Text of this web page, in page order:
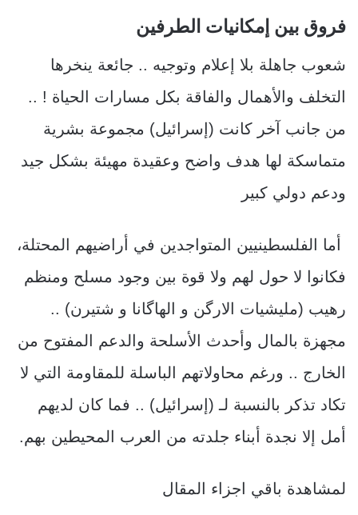
فروق بين إمكانيات الطرفين
شعوب جاهلة بلا إعلام وتوجيه .. جائعة ينخرها
التخلف والأهمال والفاقة بكل مسارات الحياة ! ..
من جانب آخر كانت (إسرائيل) مجموعة بشرية
متماسكة لها هدف واضح وعقيدة مهيئة بشكل جيد
ودعم دولي كبير
أما الفلسطينيين المتواجدين في أراضيهم المحتلة،
فكانوا لا حول لهم ولا قوة بين وجود مسلح ومنظم
رهيب (مليشيات الارگن و الهاگانا و شتيرن) ..
مجهزة بالمال وأحدث الأسلحة والدعم المفتوح من
الخارج .. ورغم محاولاتهم الباسلة للمقاومة التي لا
تكاد تذكر بالنسبة لـ (إسرائيل) .. فما كان لديهم
أمل إلا نجدة أبناء جلدته من العرب المحيطين بهم.
لمشاهدة باقي اجزاء المقال